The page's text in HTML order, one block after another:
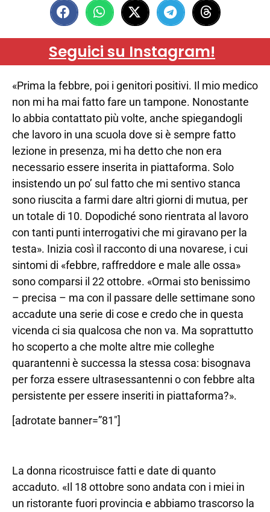
Seguici su Instagram!
«Prima la febbre, poi i genitori positivi. Il mio medico
non mi ha mai fatto fare un tampone. Nonostante
lo abbia contattato più volte, anche spiegandogli
che lavoro in una scuola dove si è sempre fatto
lezione in presenza, mi ha detto che non era
necessario essere inserita in piattaforma. Solo
insistendo un po’ sul fatto che mi sentivo stanca
sono riuscita a farmi dare altri giorni di mutua, per
un totale di 10. Dopodiché sono rientrata al lavoro
con tanti punti interrogativi che mi giravano per la
testa». Inizia così il racconto di una novarese, i cui
sintomi di «febbre, raffreddore e male alle ossa»
sono comparsi il 22 ottobre. «Ormai sto benissimo
– precisa – ma con il passare delle settimane sono
accadute una serie di cose e credo che in questa
vicenda ci sia qualcosa che non va. Ma soprattutto
ho scoperto a che molte altre mie colleghe
quarantenni è successa la stessa cosa: bisognava
per forza essere ultrasessantenni o con febbre alta
persistente per essere inseriti in piattaforma?».
[adrotate banner=”81″]
La donna ricostruisce fatti e date di quanto
accaduto. «Il 18 ottobre sono andata con i miei in
un ristorante fuori provincia e abbiamo trascorso la